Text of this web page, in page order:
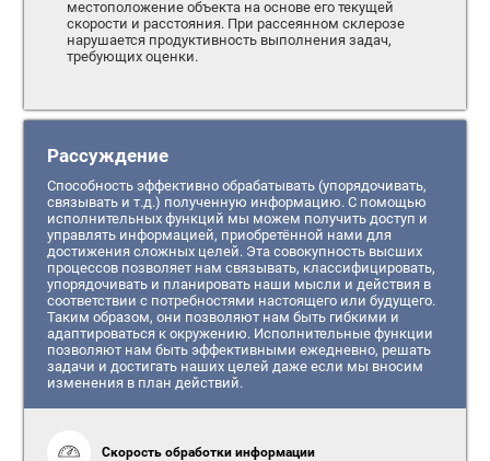
местоположение объекта на основе его текущей
скорости и расстояния. При рассеянном склерозе
нарушается продуктивность выполнения задач,
требующих оценки.
Рассуждение
Способность эффективно обрабатывать (упорядочивать,
связывать и т.д.) полученную информацию. С помощью
исполнительных функций мы можем получить доступ и
управлять информацией, приобретённой нами для
достижения сложных целей. Эта совокупность высших
процессов позволяет нам связывать, классифицировать,
упорядочивать и планировать наши мысли и действия в
соответствии с потребностями настоящего или будущего.
Таким образом, они позволяют нам быть гибкими и
адаптироваться к окружению. Исполнительные функции
позволяют нам быть эффективными ежедневно, решать
задачи и достигать наших целей даже если мы вносим
изменения в план действий.
Скорость обработки информации